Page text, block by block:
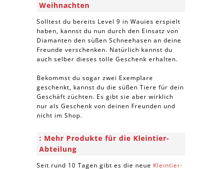
Weihnachten
Solltest du bereits Level 9 in Wauies erspielt
haben, kannst du nun durch den Einsatz von
Diamanten den süßen Schneehasen an deine
Freunde verschenken. Natürlich kannst du
auch selber dieses tolle Geschenk erhalten.
Bekommst du sogar zwei Exemplare
geschenkt, kannst du die süßen Tiere für dein
Geschäft züchten. Es gibt sie aber wirklich
nur als Geschenk von deinen Freunden und
nicht im Shop.
Mehr Produkte für die Kleintier-
Abteilung
Seit rund 10 Tagen gibt es die neue Kleintier-